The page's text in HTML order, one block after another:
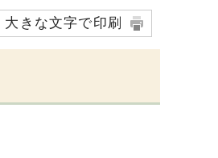
大きな文字で印刷